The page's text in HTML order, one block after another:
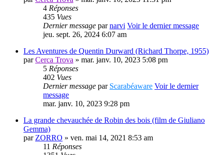
4 Réponses
435 Vues
Dernier message parnarvi Voir le dernier message
jeu. sept. 26, 2024 6:07 am
Les Aventures de Quentin Durward (Richard Thorpe, 1955)
parCerca Trova » mar. janv. 10, 2023 5:08 pm
5 Réponses
402 Vues
Dernier message par Scarabéaware Voir le dernier
message
mar. janv. 10, 2023 9:28 pm
La grande chevauchée de Robin des bois (film de Giuliano
Gemma)
parZORRO » ven. mai 14, 2021 8:53 am
11 Réponses